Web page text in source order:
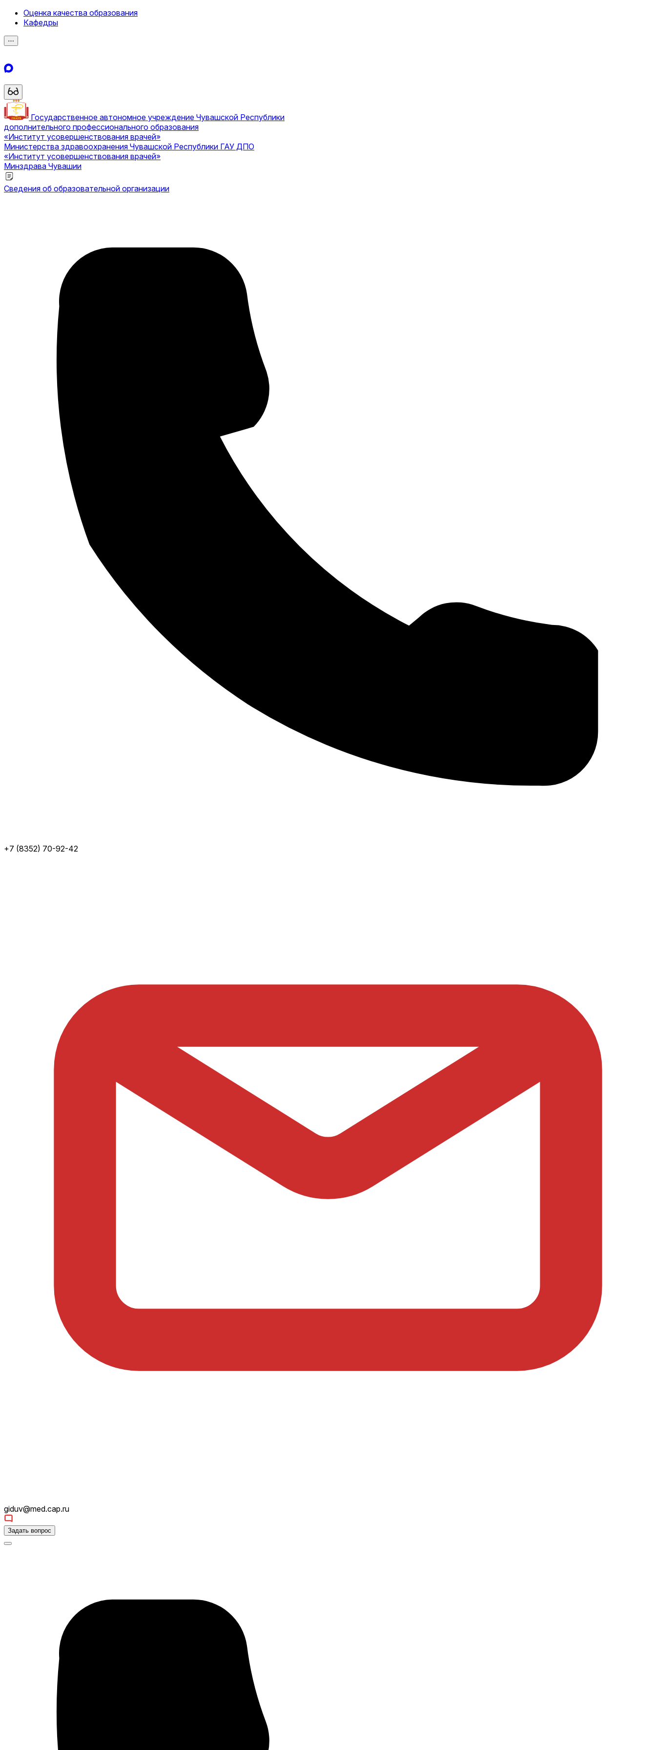
Оценка качества образования
Кафедры
⋯
Государственное автономное учреждение Чувашской Республики
дополнительного профессионального образования
«Институт усовершенствования врачей»
Министерства здравоохранения Чувашской Республики ГАУ ДПО
«Институт усовершенствования врачей»
Минздрава Чувашии
Сведения об образовательной организации
+7 (8352) 70-92-42
giduv@med.cap.ru
Задать вопрос